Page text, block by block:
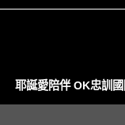
耶誕愛陪伴 OK忠訓